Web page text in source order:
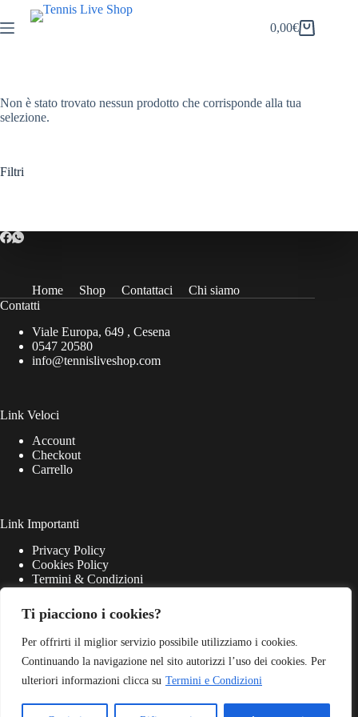
Ti piacciono i cookies?
Per offrirti il miglior servizio possibile utilizziamo i cookies.
Continuando la navigazione nel sito autorizzi l’uso dei cookies. Per
ulteriori informazioni clicca su Termini e Condizioni
al
contenuto
Carrello
0,00€
Non è stato trovato nessun prodotto che corrisponde alla tua
selezione.
Filtri
Home Shop Contattaci
Chi siamo
Contatti
Viale Europa, 649 , Cesena
0547 20580
info@tennisliveshop.com
Link Veloci
Account
Checkout
Carrello
Link Importanti
Privacy Policy
Cookies Policy
Termini & Condizioni